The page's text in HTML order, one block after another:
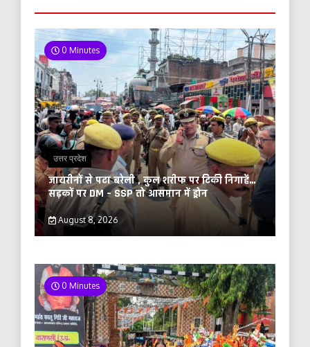
0 Minutes
उत्तर प्रदेश
जायरीनों से पटा बरेली , कुल शरीफ पर टिकी निगाहें…
सड़कों पर DM – SSP तो आसमान में ड्रोन
August 8, 2026
0 Minutes